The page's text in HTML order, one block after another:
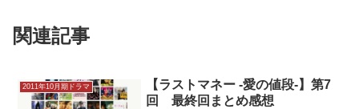
関連記事
2011年10月期ドラマ
【ラストマネー -愛の値段-】第7
回 最終回まとめ感想